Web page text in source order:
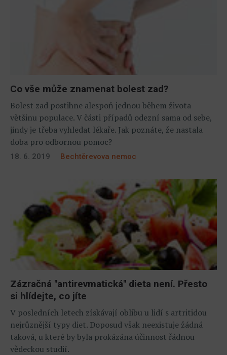
Co vše může znamenat bolest zad?
Bolest zad postihne alespoň jednou během života
většinu populace. V části případů odezní sama od sebe,
jindy je třeba vyhledat lékaře. Jak poznáte, že nastala
doba pro odbornou pomoc?
18. 6. 2019 Bechtěrevova nemoc
Zázračná "antirevmatická" dieta není. Přesto
si hlídejte, co jíte
V posledních letech získávají oblibu u lidí s artritidou
nejrůznější typy diet. Doposud však neexistuje žádná
taková, u které by byla prokázána účinnost řádnou
vědeckou studií.